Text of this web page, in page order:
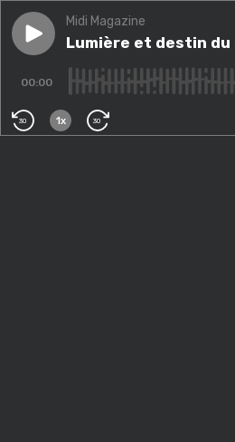
Play episodeLumière et destin du
Midi Magazine
Lumière et destin du
00:00
30 1x 30